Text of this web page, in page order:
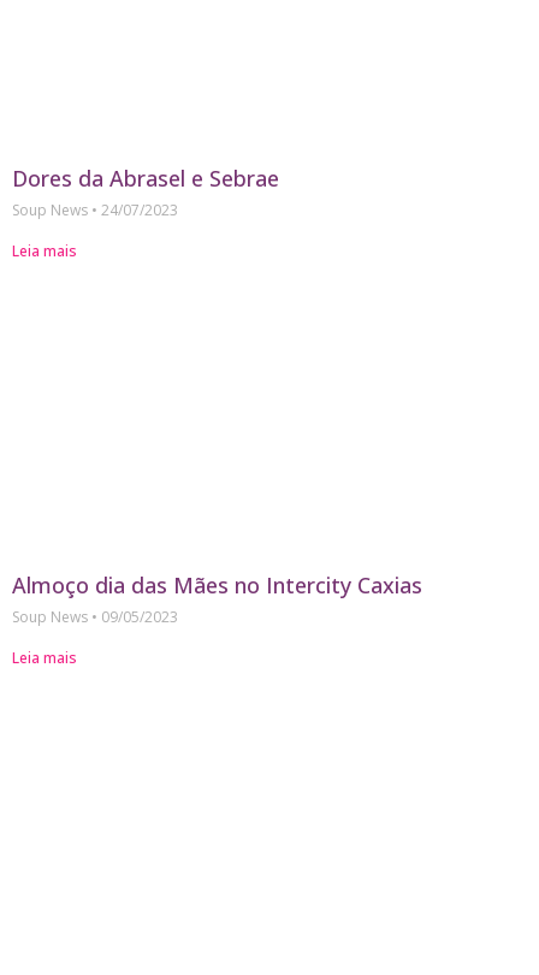
Dores da Abrasel e Sebrae
Soup News
24/07/2023
Leia mais
Almoço dia das Mães no Intercity Caxias
Soup News
09/05/2023
Leia mais